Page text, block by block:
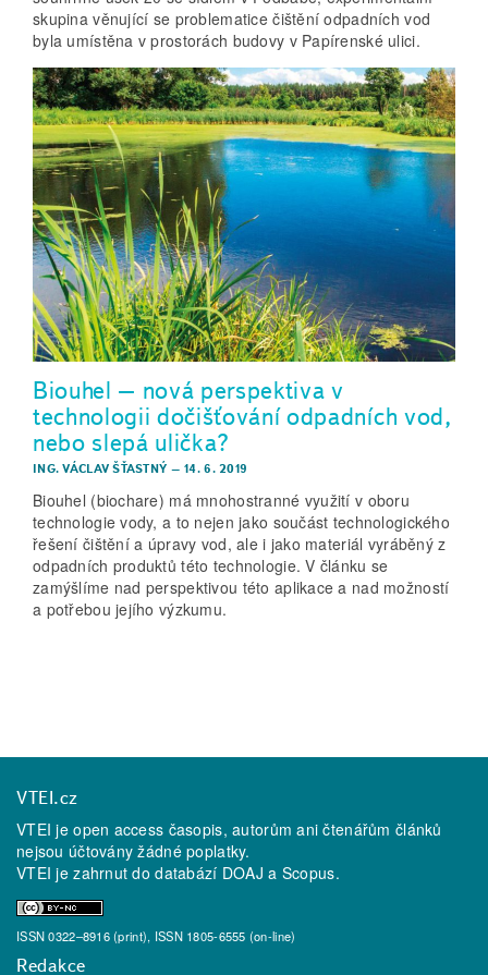
skupina věnující se problematice čištění odpadních vod
byla umístěna v prostorách budovy v Papírenské ulici.
Biouhel – nová perspektiva v
technologii dočišťování odpadních vod,
nebo slepá ulička?
ING. VÁCLAV ŠŤASTNÝ – 14. 6. 2019
Biouhel (biochare) má mnohostranné využití v oboru
technologie vody, a to nejen jako součást technologického
řešení čištění a úpravy vod, ale i jako materiál vyráběný z
odpadních produktů této technologie. V článku se
zamýšlíme nad perspektivou této aplikace a nad možností
a potřebou jejího výzkumu.
VTEI.cz
VTEI je open access časopis, autorům ani čtenářům článků
nejsou účtovány žádné poplatky.
VTEI je zahrnut do databází DOAJ a Scopus.
ISSN 0322–8916 (print), ISSN 1805-6555 (on-line)
Redakce